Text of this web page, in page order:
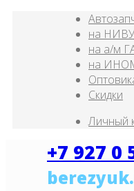
на НИВУ
на а/м
на
Скидки
Личный
+7 927 0